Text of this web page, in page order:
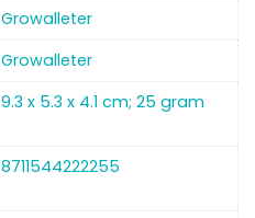
‎Growalleter
‎Growalleter
‎9.3 x 5.3 x 4.1 cm; 25 gram
‎8711544222255